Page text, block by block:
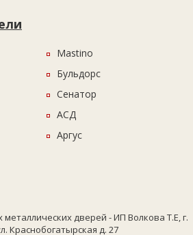
Mastino
Бульдорс
Сенатор
АСД
Аргус
дверей - ИП Волкова Т.Е, г.
Краснобогатырская д. 27